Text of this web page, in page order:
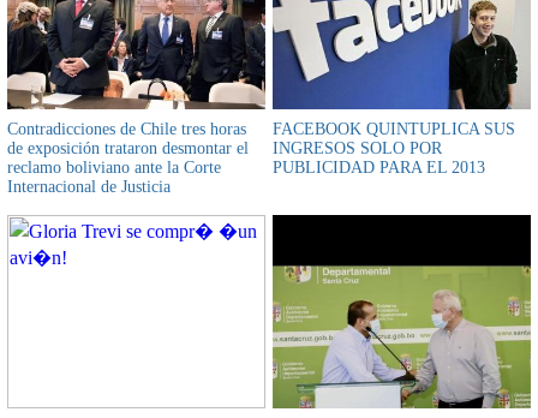
Contradicciones de Chile tres horas
de exposición trataron desmontar el
reclamo boliviano ante la Corte
Internacional de Justicia
FACEBOOK QUINTUPLICA SUS
INGRESOS SOLO POR
PUBLICIDAD PARA EL 2013